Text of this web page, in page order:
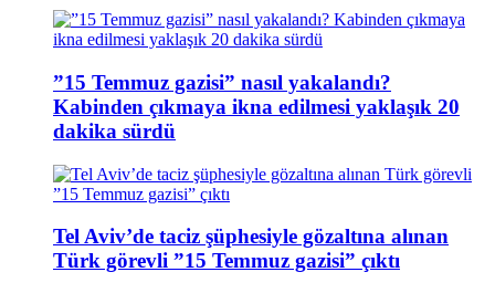
”15 Temmuz gazisi” nasıl yakalandı?
Kabinden çıkmaya ikna edilmesi yaklaşık 20
dakika sürdü
Tel Aviv’de taciz şüphesiyle gözaltına alınan
Türk görevli ”15 Temmuz gazisi” çıktı